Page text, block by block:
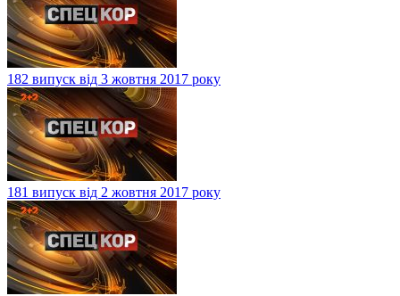
182 випуск від 3 жовтня 2017 року
181 випуск від 2 жовтня 2017 року